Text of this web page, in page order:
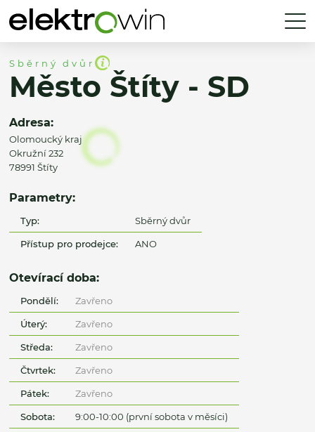
Sběrný dvůr
Město Štíty - SD
Adresa:
Olomoucký kraj
Okružní 232
78991 Štíty
Parametry:
Typ: Sběrný dvůr
Přístup pro prodejce: ANO
Otevírací doba:
Pondělí: Zavřeno
Úterý: Zavřeno
Středa: Zavřeno
Čtvrtek: Zavřeno
Pátek: Zavřeno
Sobota: 9:00-10:00 (první sobota v měsíci)